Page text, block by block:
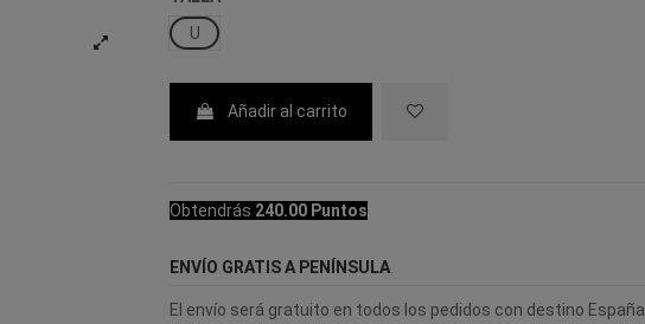
U
Añadir al carrito
Obtendrás 240.00 Puntos
ENVÍO GRATIS A PENÍNSULA
El envío será gratuito en todos los pedidos con destino España